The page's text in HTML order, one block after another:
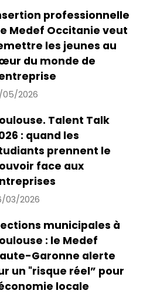
professionnelle
Medef Occitanie veut
les jeunes au
du monde de
05/2026
Talent Talk
: quand les
prennent le
face aux
03/2026
municipales à
: le Medef
Garonne alerte
un "risque réel” pour
locale